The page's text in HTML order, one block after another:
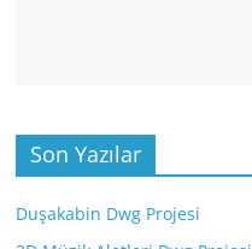
Son Yazılar
Duşakabin Dwg Projesi